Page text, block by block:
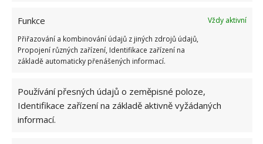
Funkce
Vždy aktivní
Přiřazování a kombinování údajů z jiných zdrojů údajů,
Propojení různých zařízení, Identifikace zařízení na
základě automaticky přenášených informací.
Používání přesných údajů o zeměpisné poloze,
Identifikace zařízení na základě aktivně vyžádaných
informací.